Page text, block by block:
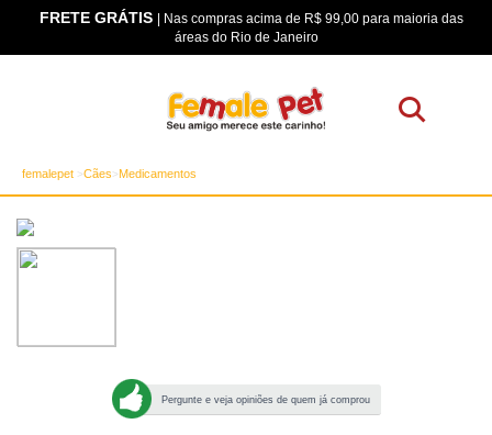
FRETE GRÁTIS | Nas compras acima de R$ 99,00 para maioria das
áreas do Rio de Janeiro
femalepet Cães Medicamentos
Pergunte e veja opiniões de quem já comprou